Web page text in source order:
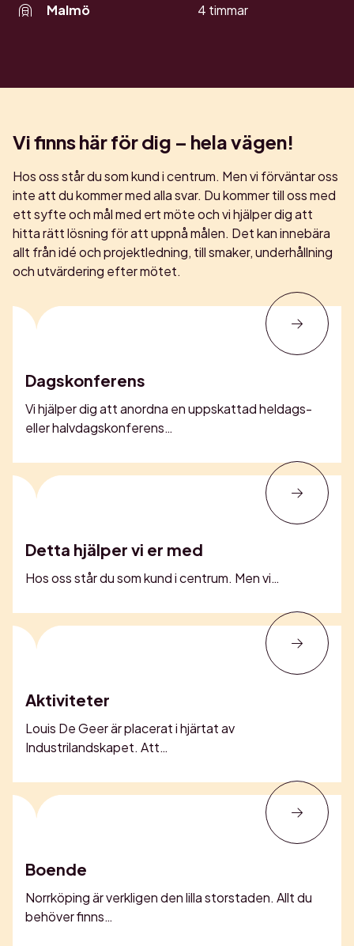
Malmö
4 timmar
Vi finns här för dig – hela vägen!
Hos oss står du som kund i centrum. Men vi förväntar oss
inte att du kommer med alla svar. Du kommer till oss med
ett syfte och mål med ert möte och vi hjälper dig att
hitta rätt lösning för att uppnå målen. Det kan innebära
allt från idé och projektledning, till smaker, underhållning
och utvärdering efter mötet.
Dagskonferens
Vi hjälper dig att anordna en uppskattad heldags-
eller halvdagskonferens…
Detta hjälper vi er med
Hos oss står du som kund i centrum. Men vi…
Aktiviteter
Louis De Geer är placerat i hjärtat av
Industrilandskapet. Att…
Boende
Norrköping är verkligen den lilla storstaden. Allt du
behöver finns…